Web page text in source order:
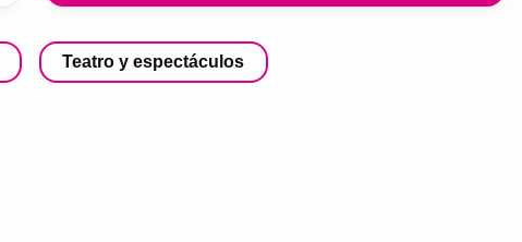
Teatro y espectáculos